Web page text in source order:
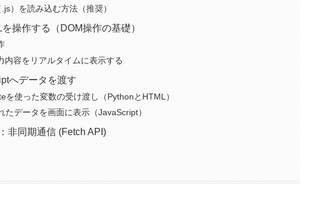
）を読み込む方法（推奨）
操作する（DOM操作の基礎）
内容をリアルタイムに表示する
へデータを渡す
を使った変数の受け渡し（PythonとHTML）
たデータを画面に表示（JavaScript）
非同期通信 (Fetch API)